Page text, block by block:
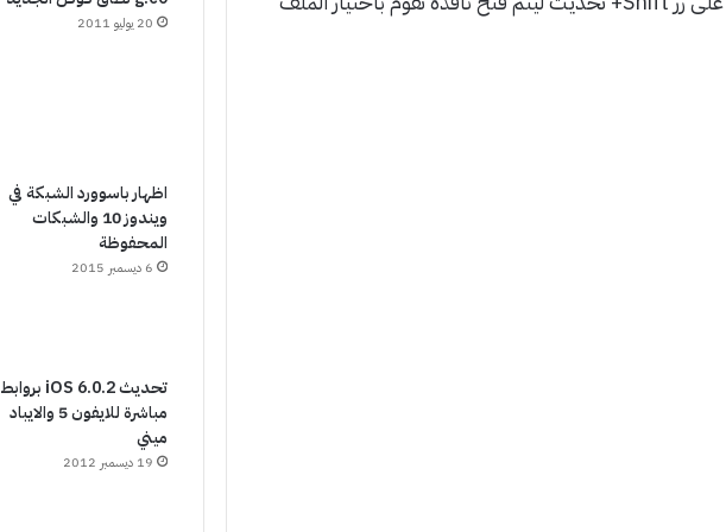
20 يوليو 2011
اظهار باسوورد الشبكة في
ويندوز 10 والشبكات
المحفوظة
6 ديسمبر 2015
تحديث iOS 6.0.2 بروابط
مباشرة للايفون 5 والايباد
ميني
19 ديسمبر 2012